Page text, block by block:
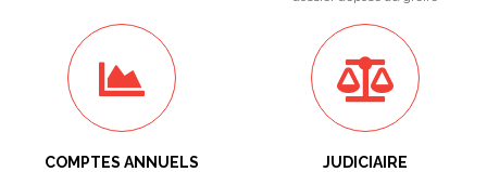
COMPTES ANNUELS JUDICIAIRE